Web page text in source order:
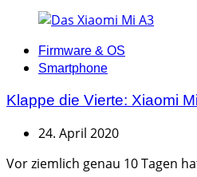
Categories
Firmware & OS
Smartphone
Klappe die Vierte: Xiaomi
24. April 2020
Vor ziemlich genau 10 Tagen